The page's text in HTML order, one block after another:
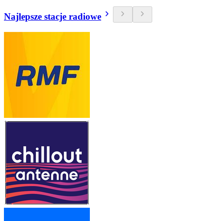
Najlepsze stacje radiowe